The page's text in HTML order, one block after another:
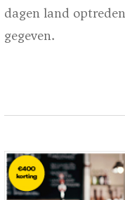
dagen land
gegeven.